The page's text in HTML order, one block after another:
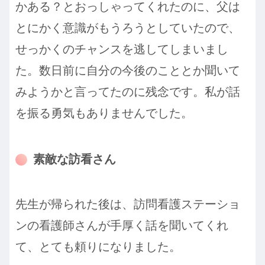
かある？とおっしゃってくれたのに、父は
とにかく意識がもうろうとしていたので、
せっかくのチャンスを逃してしまいまし
た。数日前に自分の今後のこととか聞いて
みようかと言ってたのに残念です。私が話
を振る勇気もありませんでした。
素敵な訪看さん
先生が帰られた後は、訪問看護ステーショ
ンの看護師さんが手厚く話を聞いてくれ
て、とても頼りになりました。